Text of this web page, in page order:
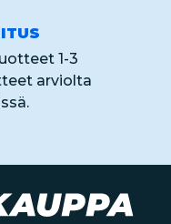
1-3
arviolta